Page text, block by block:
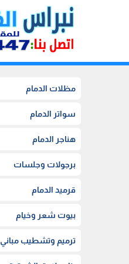
مظلات الدمام
سواتر الدمام
هناجر الدمام
برجولات وجلسات
قرميد الدمام
بيوت شعر وخيام
ترميم وتشطيب مباني